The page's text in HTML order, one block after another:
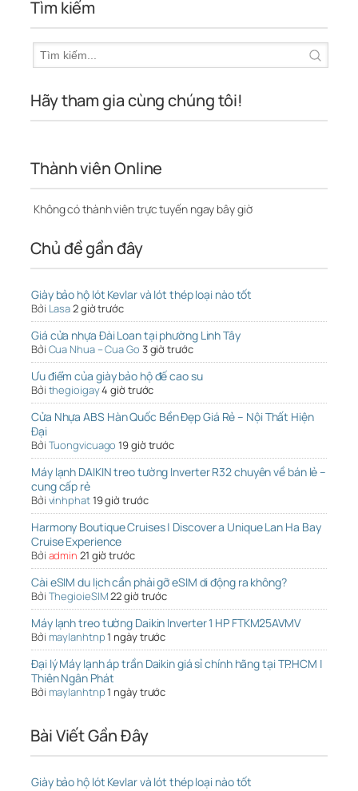
Tìm kiếm
Hãy tham gia cùng chúng tôi!
Thành viên Online
Không có thành viên trực tuyến ngay bây giờ
Chủ đề gần đây
Giày bảo hộ lót Kevlar và lót thép loại nào tốt
Bởi Lasa2 giờ trước
Giá cửa nhựa Đài Loan tại phường Linh Tây
Bởi Cua Nhua – Cua Go 3 giờ trước
Ưu điểm của giày bảo hộ đế cao su
Bởi thegioigay4 giờ trước
Cửa Nhựa ABS Hàn Quốc Bền Đẹp Giá Rẻ – Nội Thất Hiện
Đại
Bởi Tuongvicuago 19 giờ trước
Máy lạnh DAIKIN treo tường Inverter R32 chuyên về bán lẻ –
cung cấp rẻ
Bởi vinhphat19 giờ trước
Harmony Boutique Cruises | Discover a Unique Lan Ha Bay
Cruise Experience
Bởi admin 21 giờ trước
Cài eSIM du lịch cần phải gỡ eSIM di động ra không?
Bởi ThegioieSIM22 giờ trước
Máy lạnh treo tường Daikin Inverter 1 HP FTKM25AVMV
Bởi maylanhtnp1 ngày trước
Đại lý Máy lạnh áp trần Daikin giá sỉ chính hãng tại TP.HCM |
Thiên Ngân Phát
Bởi maylanhtnp1 ngày trước
Bài Viết Gần Đây
Giày bảo hộ lót Kevlar và lót thép loại nào tốt